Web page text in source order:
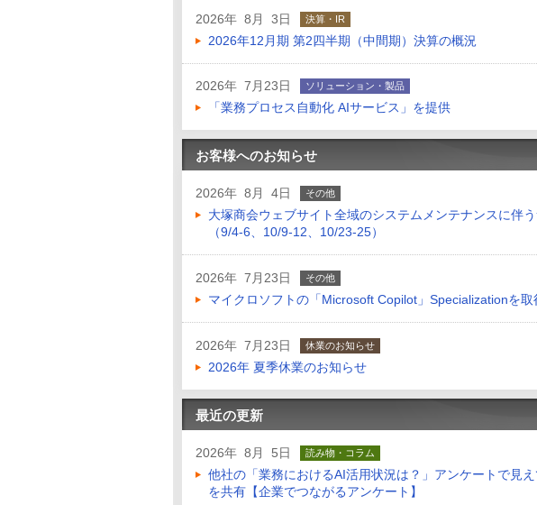
2026年 8月 3日 決算・IR
2026年12月期 第2四半期（中間期）決算の概況
2026年 7月23日 ソリューション・製品
「業務プロセス自動化 AIサービス」を提供
お客様へのお知らせ
2026年 8月 4日 その他
大塚商会ウェブサイト全域のシステムメンテナンスに伴
（9/4-6、10/9-12、10/23-25）
2026年 7月23日 その他
マイクロソフトの「Microsoft Copilot」Specializationを取
2026年 7月23日 休業のお知らせ
2026年 夏季休業のお知らせ
最近の更新
2026年 8月 5日 読み物・コラム
他社の「業務におけるAI活用状況は？」アンケートで見
を共有【企業でつながるアンケート】